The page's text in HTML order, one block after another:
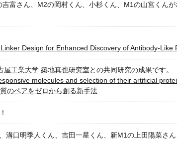
富さん、M2の岡村くん、小杉くん、M1の山宮くん
Design for Enhanced Discovery of Antibody-Like
屋工業大学 築地真也研究室との共同研究の成果です。
molecules and selection of their artificial
のペアをゼロから創る新手法
口明季人くん、吉田一星くん、新M1の上田陽菜さ